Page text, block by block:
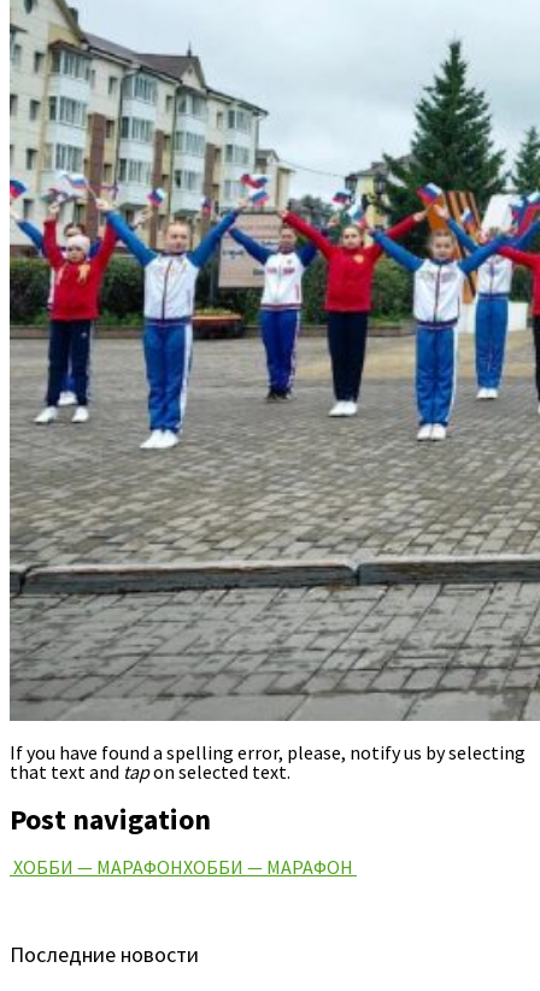
If you have found a spelling error, please, notify us by selecting
that text and tapon selected text.
Post navigation
ХОББИ — МАРАФОНХОББИ — МАРАФОН
Последние новости